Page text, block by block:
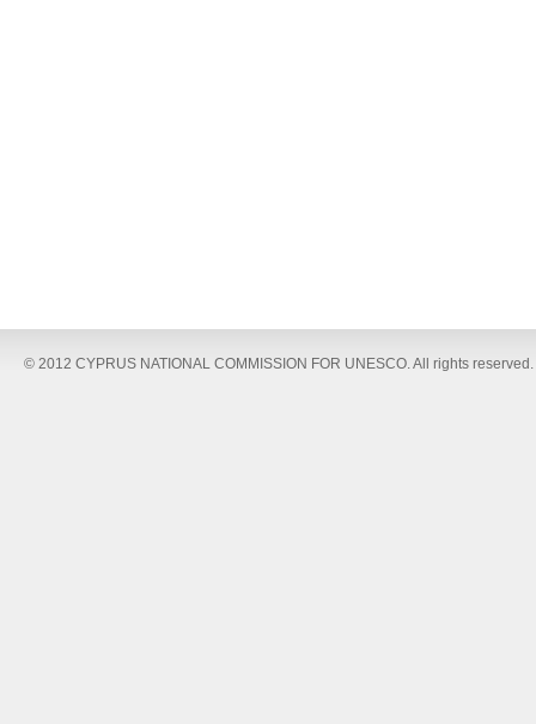
© 2012 CYPRUS NATIONAL COMMISSION FOR UNESCO. All rights reserved.